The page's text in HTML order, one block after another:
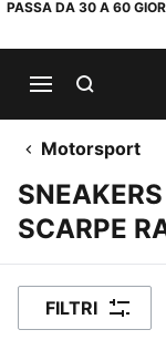
PASSA DA 30 A 60
Motorsport
SCARPE
FILTRI